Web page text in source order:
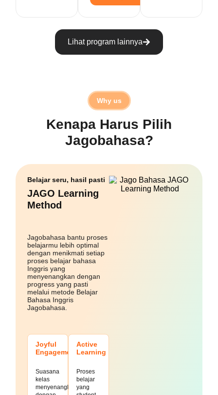
Lihat program lainnya
Why us
Kenapa Harus Pilih
Jagobahasa?
Belajar seru, hasil pasti
JAGO Learning
Method
Jagobahasa bantu proses
belajarmu lebih optimal
dengan menikmati setiap
proses belajar bahasa
Inggris yang
menyenangkan dengan
progress yang pasti
melalui metode Belajar
Bahasa Inggris
Jagobahasa.
Joyful
Engagement
Suasana
kelas
menyenangkan
Active
Learning
Proses
belajar
yang